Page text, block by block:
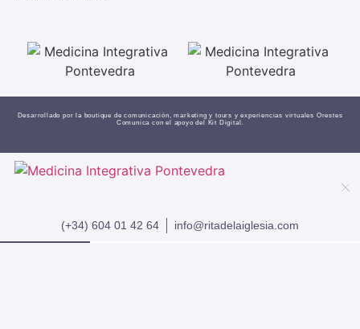
Desarrollado por la boutique de comunicación, marketing y tours y experiencias virtuales Orestes
Comunica con el apoyo del Kit Digital.
(+34) 604 01 42 64 info@ritadelaiglesia.com